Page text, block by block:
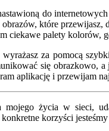
do
które
ciekawe palety kolorów,
za pomocą
się obrazkowo,
aplikację i przewijam
mojego życia w sieci,
korzyści